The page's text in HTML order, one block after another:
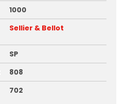
1000
Sellier & Bellot
SP
808
702